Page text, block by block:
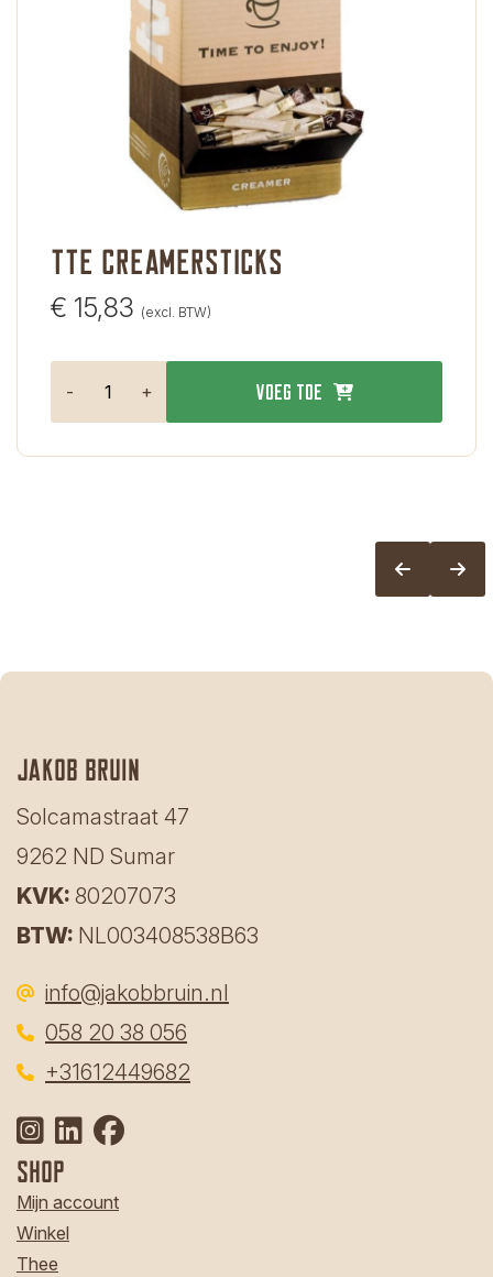
TTE creamersticks
€ 15,83 (excl. BTW)
- + Voeg toe
Jakob bruin
Solcamastraat 47
9262 ND Sumar
KVK: 80207073
BTW: NL003408538B63
info@jakobbruin.nl
058 20 38 056
+31612449682
Shop
Mijn account
Winkel
Thee